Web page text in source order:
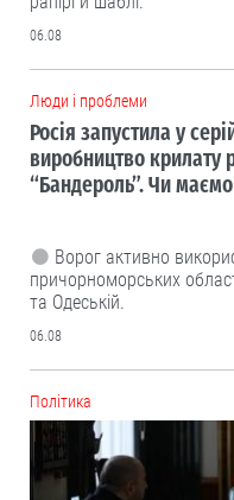
06.08
Люди і проблеми
Росія запустила у
виробництво крилату
“Бандероль”. Чи
Ворог активно
причорноморських
та Одеській.
06.08
Політика